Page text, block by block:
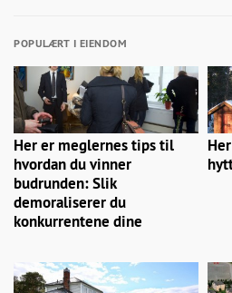
POPULÆRT I EIENDOM
Her er meglernes tips til
hvordan du vinner
budrunden: Slik
demoraliserer du
konkurrentene dine